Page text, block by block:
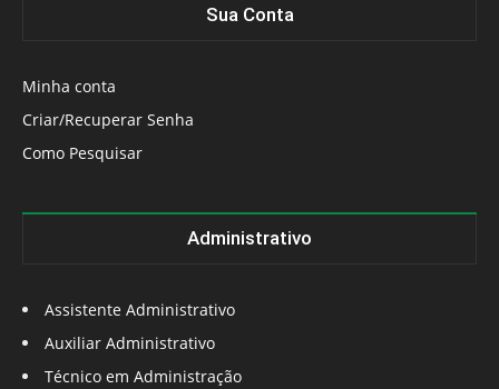
Sua Conta
Minha conta
Criar/Recuperar Senha
Como Pesquisar
Administrativo
Assistente Administrativo
Auxiliar Administrativo
Técnico em Administração